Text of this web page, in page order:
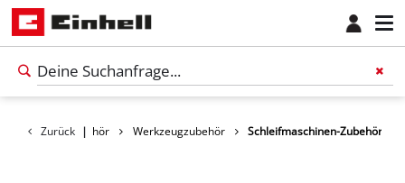
Zurück |
Zubehör Werkzeugzubehör Schleifmaschinen-Zubehör